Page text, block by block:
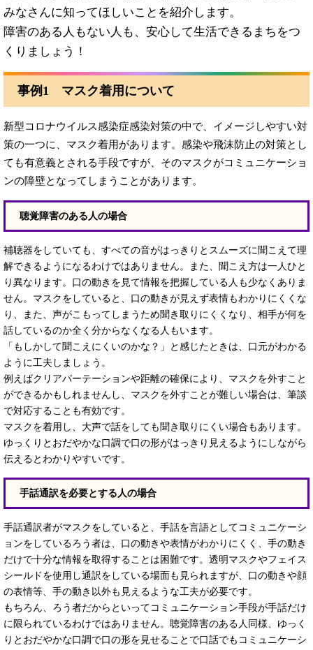
みなさんに知ってほしいことを紹介します。
障害のある人もない人も、安心して生活できるまちをつ
くりましょう！
事例1 マスク着用について
新型コロナウイルス感染症感染対策の中で、イメージしやすい対
策の一つに、マスク着用があります。感染や飛沫防止の対策とし
ても有意義とされる手段ですが、そのマスクがコミュニケーショ
ンの障壁となってしまうことがあります。
聴覚障害のある人の場合
補聴器をしていても、すべての音がはっきりとスムーズに聞こえて理
解できるようになるわけではありません。また、聞こえ方は一人ひと
り異なります。口の動きを見て情報を把握している人も少なくありま
せん。マスクをしていると、口の動きが見えず表情もわかりにくくな
り、また、声がこもってしまうため聞き取りにくくなり、相手が何を
話しているのか全く分からなくなる人もいます。
「もしかして聞こえにくいのかな？」と感じたときは、口元がわかる
ように工夫しましょう。
例えばクリアパーテーションや距離の確保により、マスクを外すこと
ができるかもしれませんし、マスクを外すことが難しい場合は、筆談
で対応することも有効です。
マスクを着用し、大声で話をしても聞き取りにくい場合もあります。
ゆっくりとおだやかな口調で口の形がはっきり見えるようにしながら
伝えるとわかりやすいです。
手話通訳を必要とする人の場合
手話通訳者がマスクをしていると、手話を言語としてコミュニケーシ
ョンをしているろう者は、口の動きや表情がわかりにくく、手の動き
だけで十分な情報を取得することは困難です。透明マスクやフェイス
シールドを使用し通訳をしている場面も見られますが、口の動きや顔
の表情等、手の動き以外も見えるような工夫が必要です。
もちろん、ろう者だからといってコミュニケーション手段が手話だけ
に限られているわけではありません。聴覚障害のある人同様、ゆっく
りとおだやかな口調で口の形を見せることで口話でもコミュニケーシ